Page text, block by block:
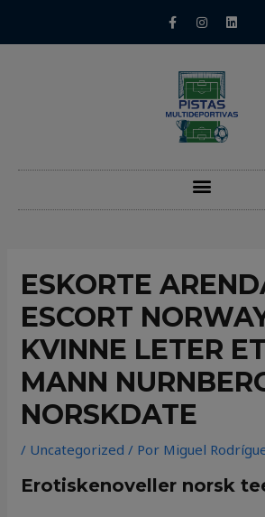
ESKORTE
ESCORT
KVINNE LETER
MANN
NORSKDATE
/ Uncategorized / Por Miguel
Erotiskenoveller norsk